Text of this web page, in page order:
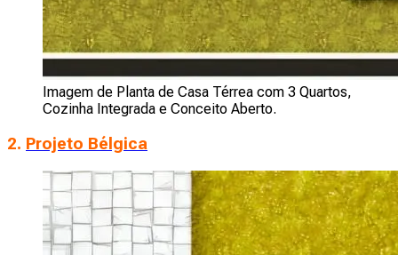
Imagem de Planta de Casa Térrea com 3 Quartos,
Cozinha Integrada e Conceito Aberto.
2. Projeto Bélgica